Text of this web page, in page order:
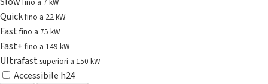
Quickfino a 22 kW
Fastfino a 75 kW
Fast+fino a 149 kW
Ultrafast superiori a 150 kW
Accessibile h24